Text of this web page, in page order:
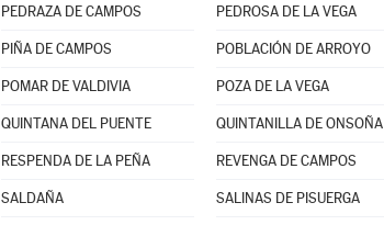
PEDRAZA DE CAMPOS PEDROSA DE LA VEGA
PIÑA DE CAMPOS POBLACIÓN DE ARROYO
POMAR DE VALDIVIA POZA DE LA VEGA
QUINTANA DEL PUENTE QUINTANILLA DE ONSOÑA
RESPENDA DE LA PEÑA REVENGA DE CAMPOS
SALDAÑA SALINAS DE PISUERGA